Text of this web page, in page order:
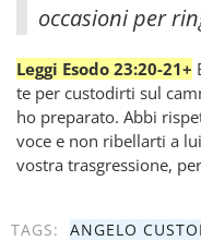
occasioni per
Leggi Esodo 23:20-21+
te per custodirti sul
ho preparato. Abbi
voce e non ribellarti a
vostra trasgressione,
TAGS: ANGELO